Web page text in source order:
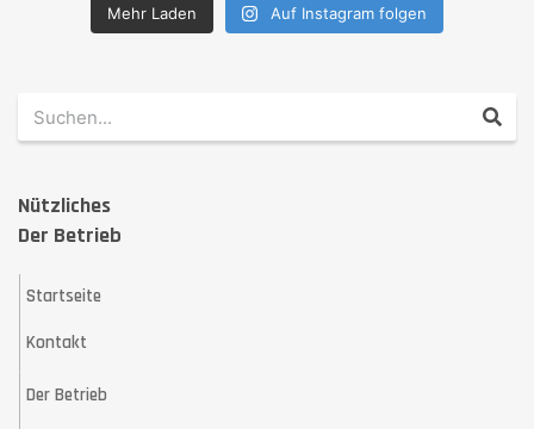
Mehr Laden Auf Instagram folgen
Nützliches
Der Betrieb
Startseite
Kontakt
Der Betrieb